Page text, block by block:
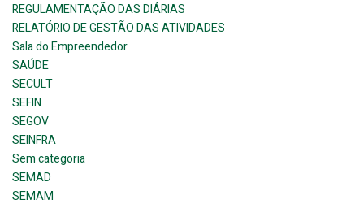
REGULAMENTAÇÃO DAS DIÁRIAS
RELATÓRIO DE GESTÃO DAS ATIVIDADES
Sala do Empreendedor
SAÚDE
SECULT
SEFIN
SEGOV
SEINFRA
Sem categoria
SEMAD
SEMAM